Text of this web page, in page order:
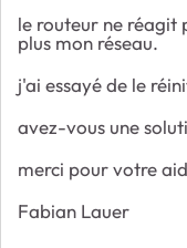
le routeur ne réagit
plus mon réseau.
j'ai essayé de le
avez-vous une
merci pour votre
Fabian Lauer